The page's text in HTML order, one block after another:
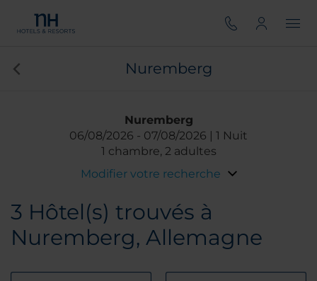
Nuremberg
Nuremberg
06/08/2026
07/08/2026
1 Nuit
1 chambre, 2 adultes
Modifier votre recherche
3 Hôtel(s) trouvés à
Nuremberg, Allemagne